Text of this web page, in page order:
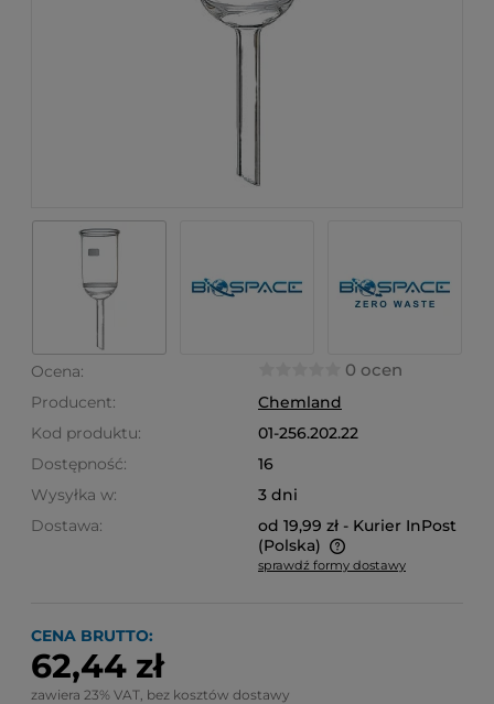
Ocena: 0 ocen
Producent:
Chemland
Kod produktu:
01-256.202.22
Dostępność:
16
Wysyłka w:
3 dni
Dostawa:
od 19,99 zł - Kurier InPost
(Polska)
Cena nie zawiera ewentualnych kosztów płatności
sprawdź formy dostawy
CENA BRUTTO:
62,44 zł
zawiera 23% VAT, bez kosztów dostawy